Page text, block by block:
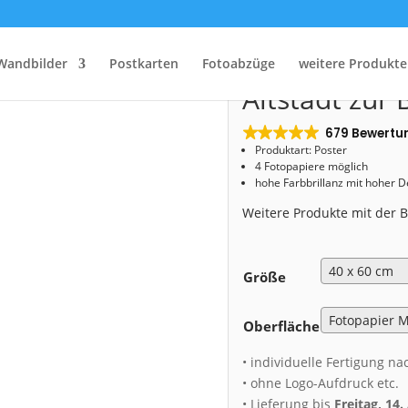
Postkarten Fotoabzüge weitere Produkte
Start/Shop/Poster/ Poster (00205) Altstadt zur Blauen Stunde
Poster
Altstadt zur
679
Produktart: Poster
4 Fotopapiere möglich
hohe Farbbrillanz mit hoher
Weitere Produkte mit der
Größe
Oberfläche
• individuelle Fertigung
• ohne Logo-Aufdruck etc.
• Lieferung bis Freitag,